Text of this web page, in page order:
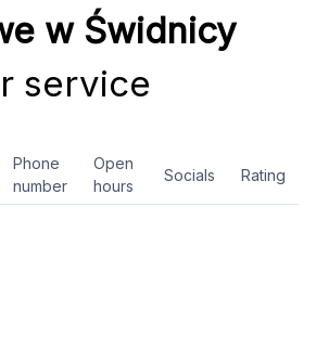
w Świdnicy
service
Phone
number
Open
hours
Socials Rating